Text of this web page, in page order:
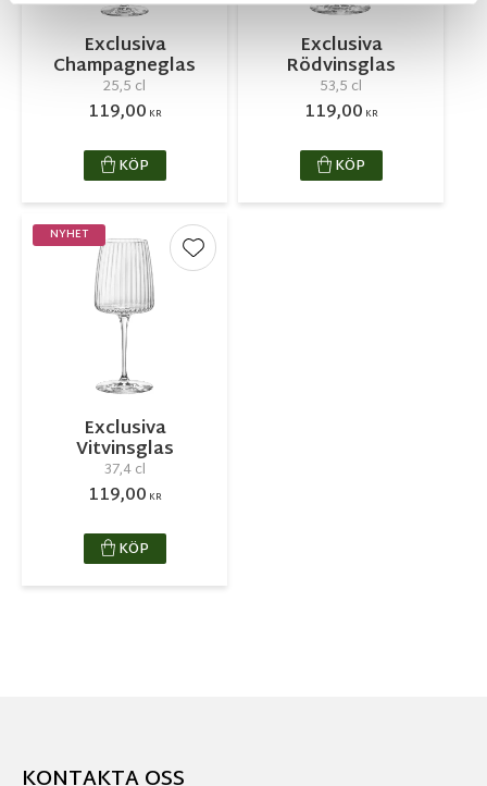
Exclusiva
Champagneglas
25,5 cl
119,00 KR
KÖP
Exclusiva
Rödvinsglas
53,5 cl
119,00 KR
KÖP
Exclusiva
Vitvinsglas
37,4 cl
119,00 KR
NYHET
Lägg till i favoriter
KÖP